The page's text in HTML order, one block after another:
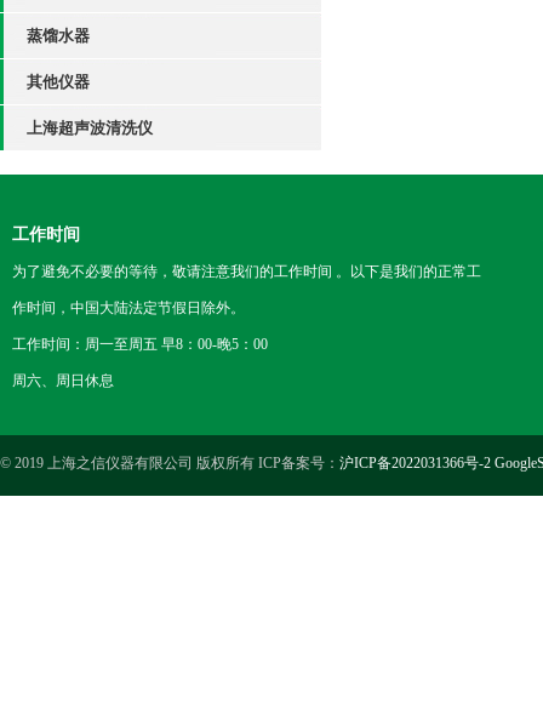
蒸馏水器
其他仪器
上海超声波清洗仪
工作时间
为了避免不必要的等待，敬请注意我们的工作时间 。以下是我们的正常工
作时间，中国大陆法定节假日除外。
工作时间：周一至周五 早8：00-晚5：00
周六、周日休息
© 2019 上海之信仪器有限公司 版权所有 ICP备案号： 沪ICP备2022031366号-2